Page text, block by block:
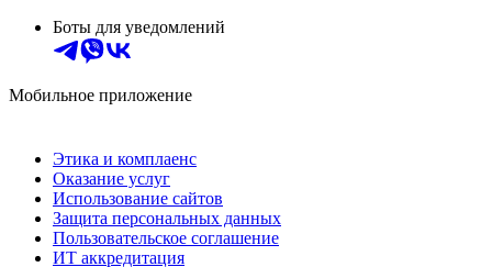
Боты для уведомлений
Мобильное приложение
Этика и комплаенс
Оказание услуг
Использование сайтов
Защита персональных данных
Пользовательское соглашение
ИТ аккредитация